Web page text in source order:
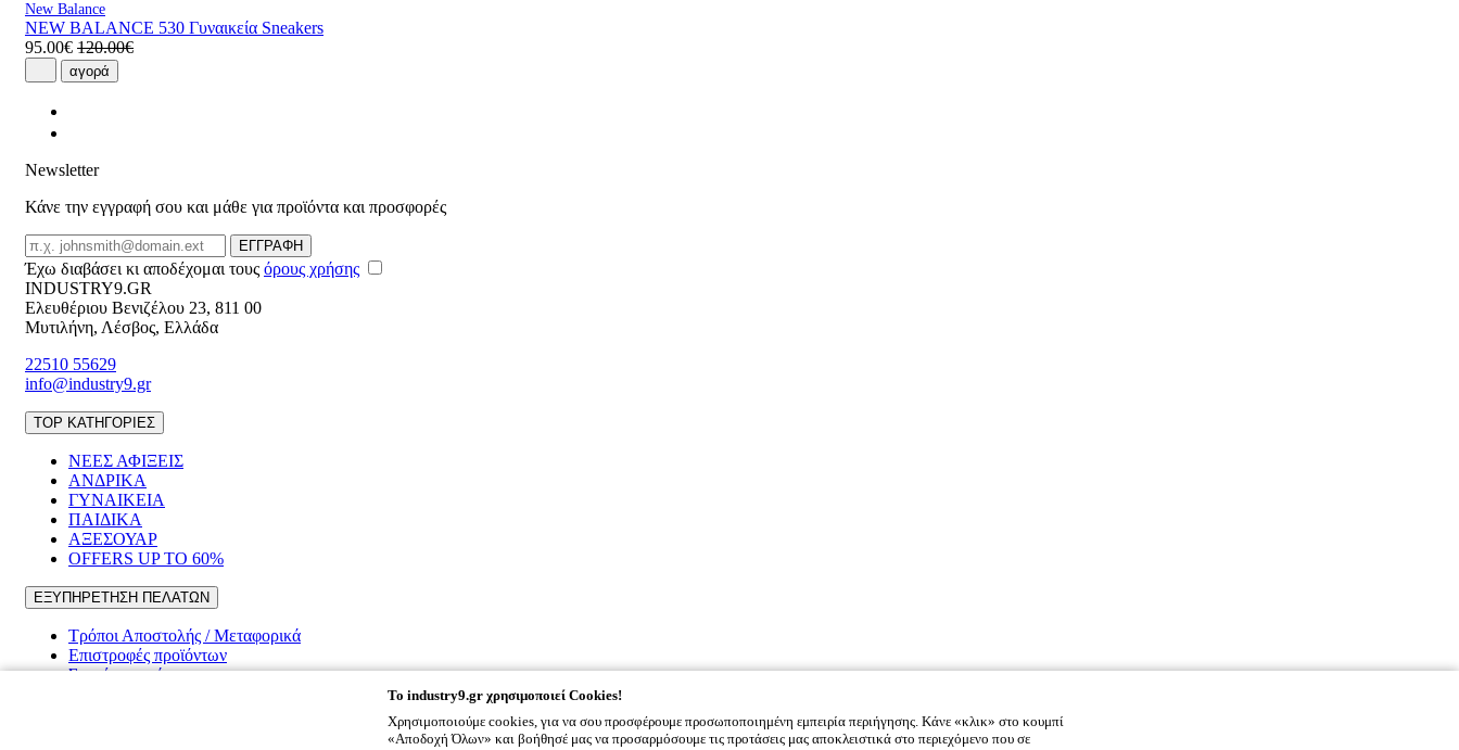
New Balance
NEW BALANCE 530 Γυναικεία Sneakers
95.00€ 120.00€
αγορά
Newsletter
Κάνε την εγγραφή σου και μάθε για προϊόντα και προσφορές
Email
ΕΓΓΡΑΦΗ
Έχω διαβάσει κι αποδέχομαι τους όρους χρήσης
INDUSTRY9.GR
Ελευθέριου Βενιζέλου 23, 811 00
Μυτιλήνη, Λέσβος, Ελλάδα
22510 55629
info@industry9.gr
TOP ΚΑΤΗΓΟΡΙΕΣ
ΝΕΕΣ ΑΦΙΞΕΙΣ
ΑΝΔΡΙΚΑ
ΓΥΝΑΙΚΕΙΑ
ΠΑΙΔΙΚΑ
ΑΞΕΣΟΥΑΡ
OFFERS UP TO 60%
ΕΞΥΠΗΡΕΤΗΣΗ ΠΕΛΑΤΩΝ
Τρόποι Αποστολής / Μεταφορικά
Επιστροφές προϊόντων
Συχνές ερωτήσεις
To industry9.gr χρησιμοποιεί Cookies!
Χρησιμοποιούμε cookies, για να σου προσφέρουμε προσωποποιημένη εμπειρία περιήγησης. Κάνε «κλικ» στο κουμπί
«Αποδοχή Όλων» και βοήθησέ μας να προσαρμόσουμε τις προτάσεις μας αποκλειστικά στο περιεχόμενο που σε